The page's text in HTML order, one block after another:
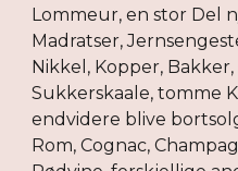
Lommeur, en stor Del
Madratser,
Nikkel, Kopper, Bakker,
Sukkerskaale, tomme
endvidere blive
Rom, Cognac,